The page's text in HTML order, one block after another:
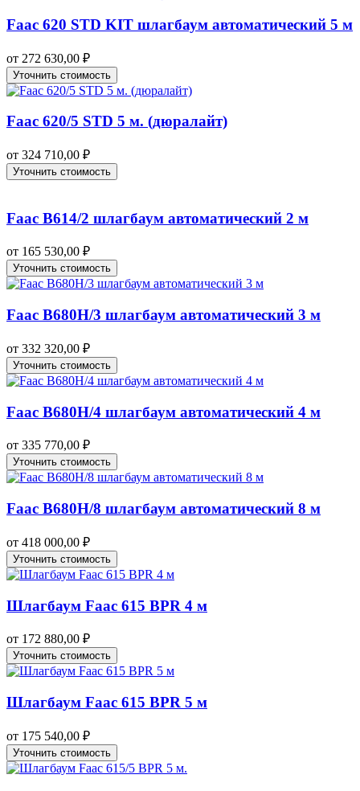
Faac 620 STD KIT шлагбаум автоматический 5 м
от 272 630,00 ₽
Уточнить стоимость
Faac 620/5 STD 5 м. (дюралайт)
от 324 710,00 ₽
Уточнить стоимость
Faac B614/2 шлагбаум автоматический 2 м
от 165 530,00 ₽
Уточнить стоимость
Faac B680H/3 шлагбаум автоматический 3 м
от 332 320,00 ₽
Уточнить стоимость
Faac B680H/4 шлагбаум автоматический 4 м
от 335 770,00 ₽
Уточнить стоимость
Faac B680H/8 шлагбаум автоматический 8 м
от 418 000,00 ₽
Уточнить стоимость
Шлагбаум Faac 615 BPR 4 м
от 172 880,00 ₽
Уточнить стоимость
Шлагбаум Faac 615 BPR 5 м
от 175 540,00 ₽
Уточнить стоимость